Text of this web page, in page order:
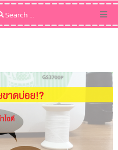
Sewing Pattern